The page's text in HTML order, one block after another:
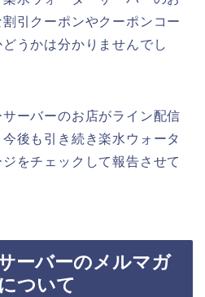
引クーポンやクーポンコー
うかは分かりませんでし
ーバーのお店がライン配信
後も引き続き楽水ウォータ
をチェックして報告させて
ーバーのメルマガ
ついて